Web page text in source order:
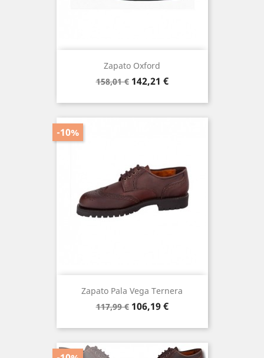
Zapato Oxford
Precio
158,01 € Precio
142,21 €
Zapato Pala Vega Ternera
Precio
117,99 €
-10%
Precio
106,19 €